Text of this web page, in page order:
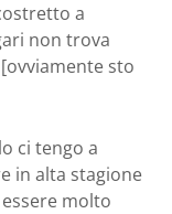
a
non trova
sto
ci tengo a
in alta stagione
molto